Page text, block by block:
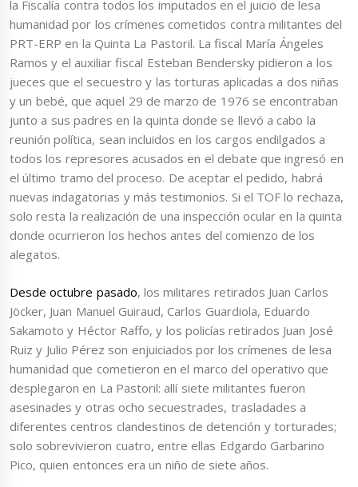
la Fiscalía contra todos los imputados en el juicio de lesa
humanidad por los crímenes cometidos contra militantes del
PRT-ERP en la Quinta La Pastoril. La fiscal María Ángeles
Ramos y el auxiliar fiscal Esteban Bendersky pidieron a los
jueces que el secuestro y las torturas aplicadas a dos niñas
y un bebé, que aquel 29 de marzo de 1976 se encontraban
junto a sus padres en la quinta donde se llevó a cabo la
reunión política, sean incluidos en los cargos endilgados a
todos los represores acusados en el debate que ingresó en
el último tramo del proceso. De aceptar el pedido, habrá
nuevas indagatorias y más testimonios. Si el TOF lo rechaza,
solo resta la realización de una inspección ocular en la quinta
donde ocurrieron los hechos antes del comienzo de los
alegatos.
Desde octubre pasado, los militares retirados Juan Carlos
Jöcker, Juan Manuel Guiraud, Carlos Guardiola, Eduardo
Sakamoto y Héctor Raffo, y los policías retirados Juan José
Ruiz y Julio Pérez son enjuiciados por los crímenes de lesa
humanidad que cometieron en el marco del operativo que
desplegaron en La Pastoril: allí siete militantes fueron
asesinades y otras ocho secuestrades, trasladades a
diferentes centros clandestinos de detención y torturades;
solo sobrevivieron cuatro, entre ellas Edgardo Garbarino
Pico, quien entonces era un niño de siete años.